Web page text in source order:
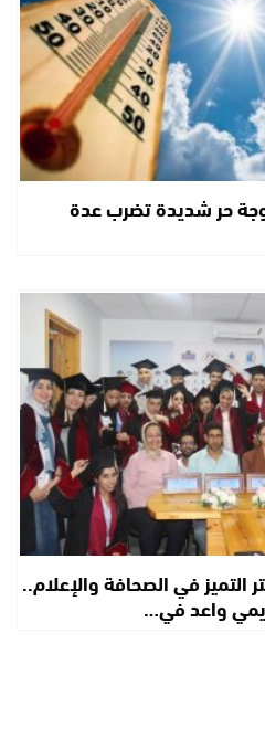
حر شديدة تضرب عدة
التميز في الصحافة والإعلام..
واعد في…